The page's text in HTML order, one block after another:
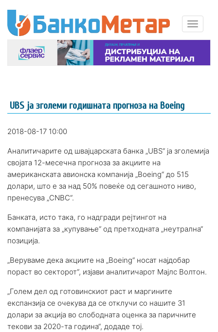
UBS ја зголеми годишната прогноза на Boeing
2018-08-17 10:00
Аналитичарите од швајцарската банка „UBS“ ја зголемија
својата 12-месечна прогноза за акциите на
американската авионска компанија „Boeing“ до 515
долари, што е за над 50% повеќе од сегашното ниво,
пренесува „CNBC“.
Банката, исто така, го надгради рејтингот на
компанијата за „купување“ од претходната „неутрална“
позиција.
„Веруваме дека акциите на „Boeing“ носат најдобар
пораст во секторот“, изјави аналитичарот Мајлс Волтон.
„Голем дел од готовинскиот раст и маргините
експанзија се очекува да се отклучи со нашите 31
долари за акција во слободната оценка за паричните
текови за 2020-та година“, додаде тој.